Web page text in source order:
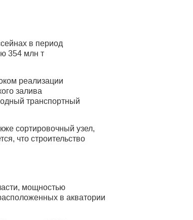
в период
354 млн т
реализации
залива
транспортный
сортировочный узел,
что строительство
мощностью
в акватории